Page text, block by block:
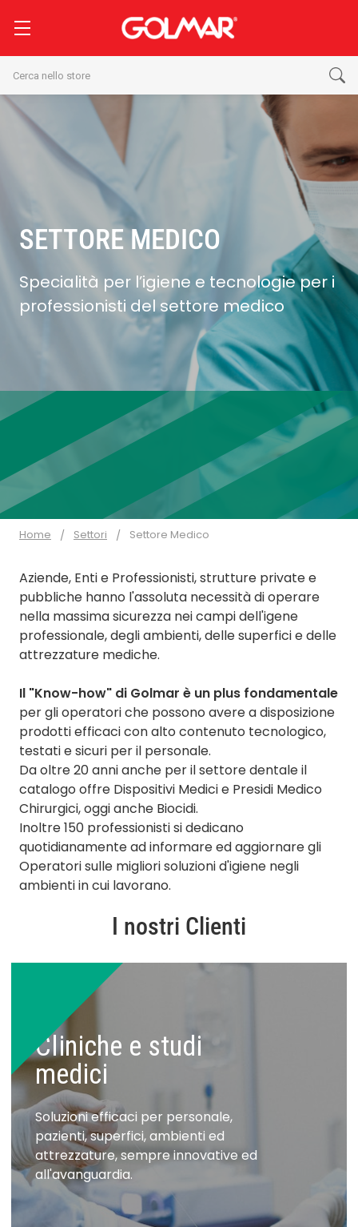
SETTORE MEDICO
Specialità per l’igiene e tecnologie per i
professionisti del settore medico
Home Settori Settore Medico
Aziende, Enti e Professionisti, strutture private e
pubbliche hanno l'assoluta necessità di operare
nella massima sicurezza nei campi dell'igene
professionale, degli ambienti, delle superfici e delle
attrezzature mediche.
Il "Know-how" di Golmar è un plus fondamentale
per gli operatori che possono avere a disposizione
prodotti efficaci con alto contenuto tecnologico,
testati e sicuri per il personale.
Da oltre 20 anni anche per il settore dentale il
catalogo offre Dispositivi Medici e Presidi Medico
Chirurgici, oggi anche Biocidi.
Inoltre 150 professionisti si dedicano
quotidianamente ad informare ed aggiornare gli
Operatori sulle migliori soluzioni d'igiene negli
ambienti in cui lavorano.
I nostri Clienti
Cliniche e studi
medici
Soluzioni efficaci per personale,
pazienti, superfici, ambienti ed
attrezzature, sempre innovative ed
all'avanguardia.